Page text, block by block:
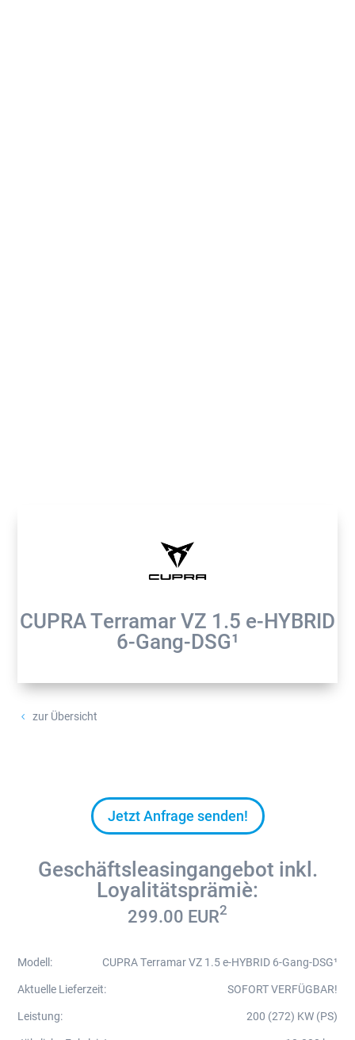
CUPRA Terramar VZ 1.5 e-HYBRID
6-Gang-DSG¹
4 zur Übersicht
Jetzt Anfrage senden!
Geschäftsleasingangebot inkl.
Loyalitätsprämie⁴:
299.00 EUR2
Modell:
CUPRA Terramar VZ 1.5 e-HYBRID 6-Gang-DSG¹
Aktuelle Lieferzeit:
SOFORT VERFÜGBAR!
Leistung:
200 (272) KW (PS)